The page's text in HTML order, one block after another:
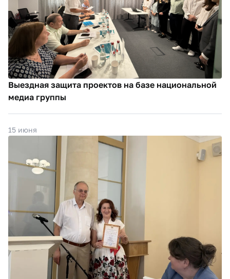
Выездная защита проектов на базе национальной
медиа группы
15 июня